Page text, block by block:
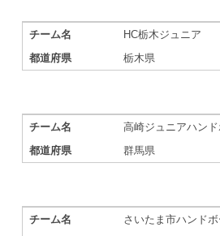
チーム名
HC栃木ジュニア
都道府県
栃木県
チーム名
高崎ジュニアハン
都道府県
群馬県
チーム名
さいたま市ハンド